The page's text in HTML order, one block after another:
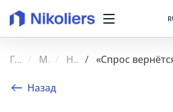
Главная Медиа Новости
Назад